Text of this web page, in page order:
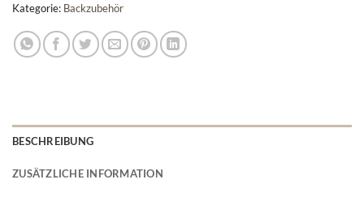
Kategorie: Backzubehör
BESCHREIBUNG
ZUSÄTZLICHE INFORMATION